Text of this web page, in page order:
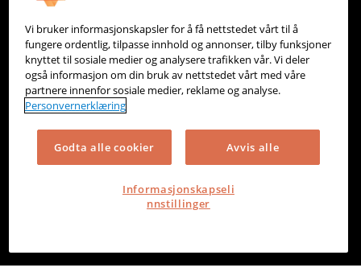
Partneroversikt
Integrasjoner
Hjelpesenter
Kontakt oss
Personvern
Informasjonskapsler
Vi bruker informasjonskapsler for å få nettstedet vårt til å
fungere ordentlig, tilpasse innhold og annonser, tilby funksjoner
knyttet til sosiale medier og analysere trafikken vår. Vi deler
også informasjon om din bruk av nettstedet vårt med våre
partnere innenfor sosiale medier, reklame og analyse.
Personvernerklæring
Godta alle cookier Avvis alle
Informasjonskapseli
nnstillinger